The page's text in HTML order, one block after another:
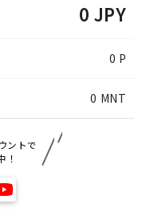
0 JPY
0 P
0 MNT
ントで
！